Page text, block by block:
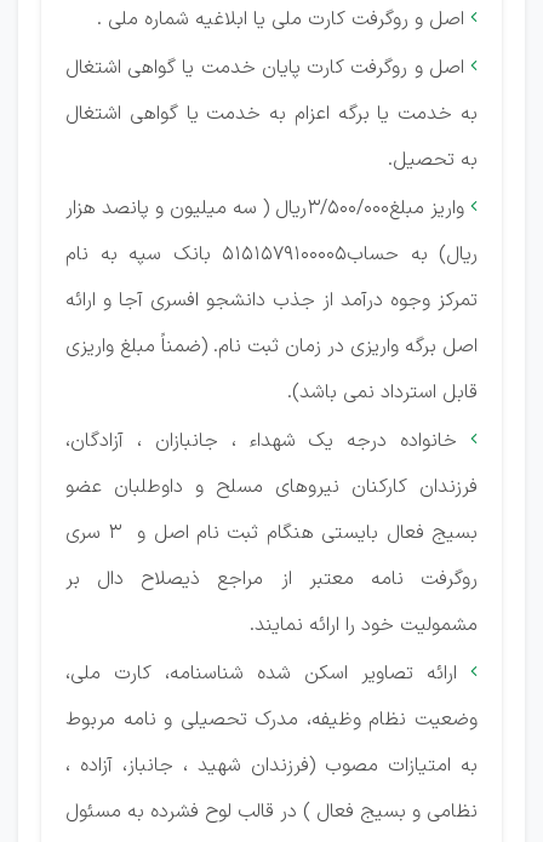
 اصل و روگرفت کارت ملی یا ابلاغیه شماره ملی .
 اصل و روگرفت کارت پایان خدمت یا گواهی اشتغال
به خدمت یا برگه اعزام به خدمت یا گواهی اشتغال
به تحصیل.

واریز مبلغ3/500/000ریال ( سه میلیون و پانصد هزار
ریال) به حساب5151579100005 بانک سپه به نام
تمرکز وجوه درآمد از جذب دانشجو افسری آجا و ارائه
اصل برگه واریزی در زمان ثبت نام. (ضمناً مبلغ واریزی
قابل استرداد نمی باشد).

خانواده درجه یک شهداء ، جانبازان ، آزادگان،
فرزندان کارکنان نیروهای مسلح و داوطلبان عضو
بسیج فعال بایستی هنگام ثبت نام اصل و 3 سری
روگرفت نامه معتبر از مراجع ذیصلاح دال بر
مشمولیت خود را ارائه نمایند.

ارائه تصاویر اسکن شده شناسنامه، کارت ملی،
وضعیت نظام وظیفه، مدرک تحصیلی و نامه مربوط
به امتیازات مصوب (فرزندان شهید ، جانباز، آزاده ،
نظامی و بسیج فعال ) در قالب لوح فشرده به مسئول